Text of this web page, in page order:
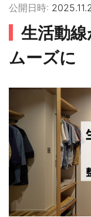
公開日時:
生活動
ムーズに